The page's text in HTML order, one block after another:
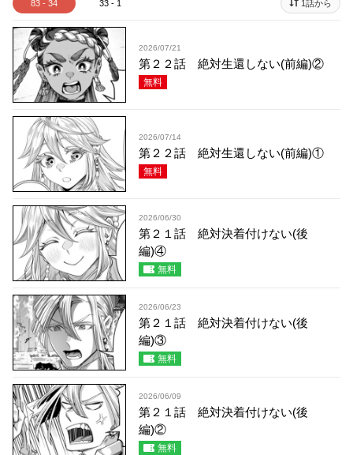
83 - 34 33 - 1 1話から
2026/07/21
第２２話 絶対生還しない(前編)②
無料
2026/07/14
第２２話 絶対生還しない(前編)①
無料
2026/06/30
第２１話 絶対決着付けない(後
編)④
無料
2026/06/23
第２１話 絶対決着付けない(後
編)③
無料
2026/06/09
第２１話 絶対決着付けない(後
編)②
無料